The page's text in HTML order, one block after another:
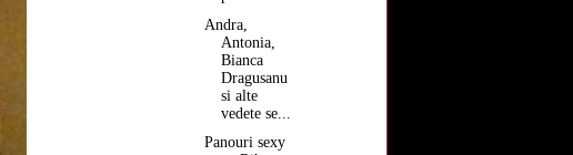
Andra,
Antonia,
Bianca
Dragusanu
si alte
vedete se...
Panouri sexy